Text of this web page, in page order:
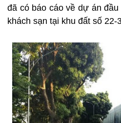
đã có báo cáo về dự án
khách sạn tại khu đất số 22-